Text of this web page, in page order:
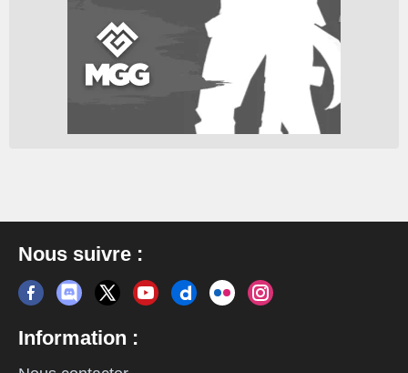
Nous suivre :
Information :